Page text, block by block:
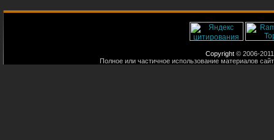
Copyright © 2006-
Полное или частичное использование материалов